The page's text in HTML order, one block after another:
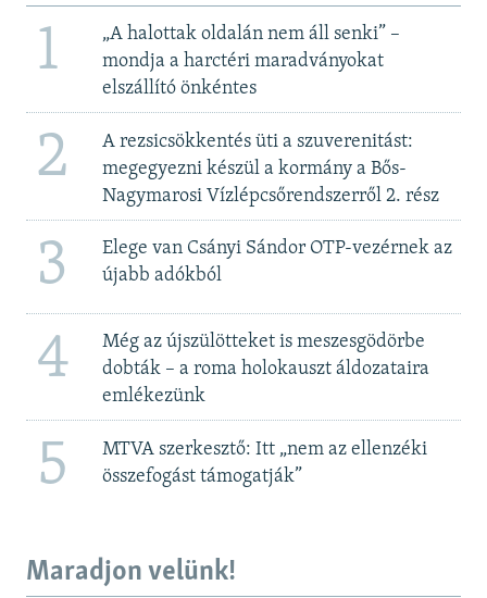
1
„A halottak oldalán nem áll senki” –
mondja a harctéri maradványokat
elszállító önkéntes
2
A rezsicsökkentés üti a szuverenitást:
megegyezni készül a kormány a Bős-
Nagymarosi Vízlépcsőrendszerről 2. rész
3
Elege van Csányi Sándor OTP-vezérnek az
újabb adókból
4
Még az újszülötteket is meszesgödörbe
dobták – a roma holokauszt áldozataira
emlékezünk
5
MTVA szerkesztő: Itt „nem az ellenzéki
összefogást támogatják”
Maradjon velünk!